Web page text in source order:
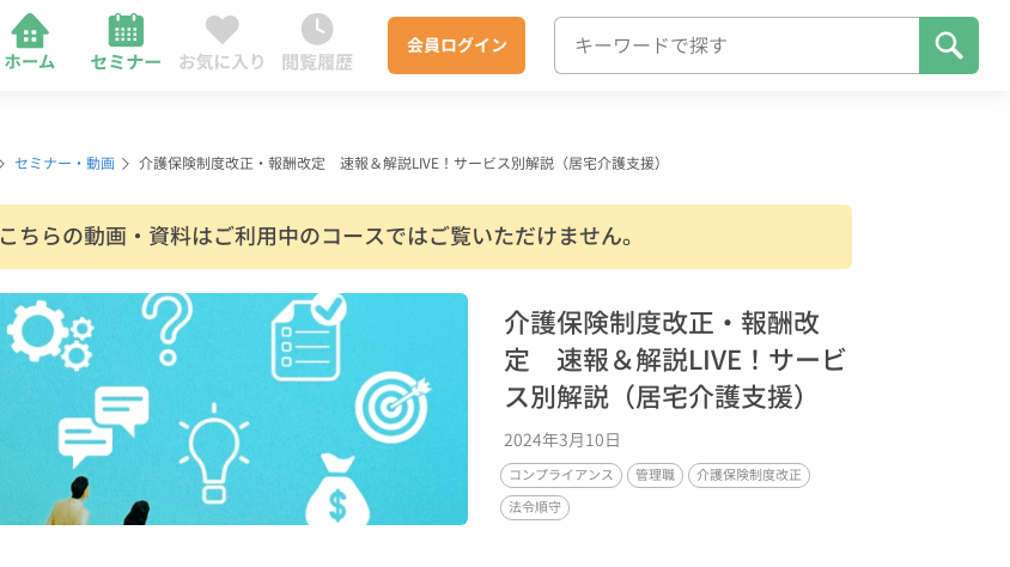
会員ログイン
セミナー・動画 介護保険制度改正・報酬改定 速報＆解説LIVE！サービス別解説（居宅介護支援）
こちらの動画・資料はご利用中のコースではご覧いただけません。
介護保険制度改正・報酬改
定 速報＆解説LIVE！サービ
ス別解説（居宅介護支援）
2024年3月10日
コンプライアンス 管理職
介護保険制度改正
法令順守